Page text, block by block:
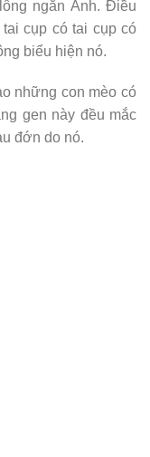
ngắn Anh. Điều
cụp có tai cụp có
biểu hiện nó.
những con mèo có
gen này đều mắc
đớn do nó.